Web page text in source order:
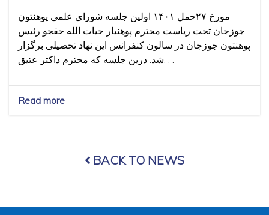
مورخ ۲۷حمل ۱۴۰۱ اولین جلسه شورای علمی پوهنتون
جوزجان تحت ریاست محترم پوهنیار حیات الله حقجو رئیس
پوهنتون جوزجان در سالون کنفرانس این نهاد تحصیلی برگزار
Read more
مورخ
جلسه
جوزجان
BACK TO NEWS